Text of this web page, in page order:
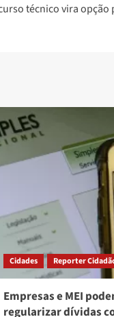
técnico vira opção
Cidades Reporter
Empresas e MEI
regularizar dívidas